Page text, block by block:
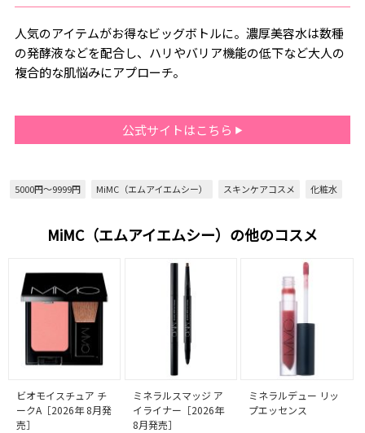
人気のアイテムがお得なビッグボトルに。濃厚美容水は数種
の発酵液などを配合し、ハリやバリア機能の低下など大人の
複合的な肌悩みにアプローチ。
公式サイトはこちら
5000円～9999円 MiMC（エムアイエムシー） スキンケアコスメ 化粧水
MiMC（エムアイエムシー）の他のコスメ
ビオモイスチュア チ
ークA［2026年 8月発
売］
ミネラルスマッジ ア
イライナー［2026年
8月発売］
ミネラルデュー リッ
プエッセンス